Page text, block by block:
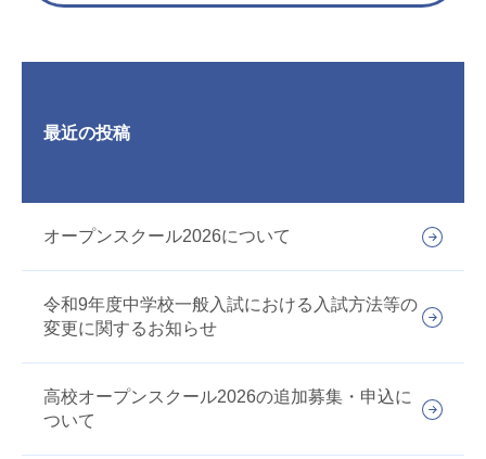
最近の投稿
オープンスクール2026について
令和9年度中学校一般入試における入試方法等の
変更に関するお知らせ
高校オープンスクール2026の追加募集・申込に
ついて